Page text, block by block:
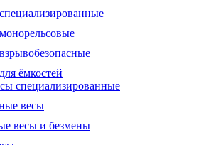
ёмкостей
специализированные
весы
весы и безмены